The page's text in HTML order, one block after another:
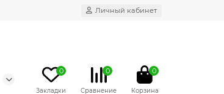
Личный кабинет
0 0 0